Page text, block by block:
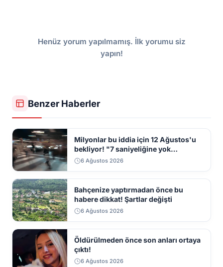
Henüz yorum yapılmamış. İlk yorumu siz
yapın!
Benzer Haberler
Milyonlar bu iddia için 12 Ağustos'u
bekliyor! "7 saniyeliğine yok
kaybolacak"
6 Ağustos 2026
Bahçenize yaptırmadan önce bu
habere dikkat! Şartlar değişti
6 Ağustos 2026
Öldürülmeden önce son anları ortaya
çıktı!
6 Ağustos 2026